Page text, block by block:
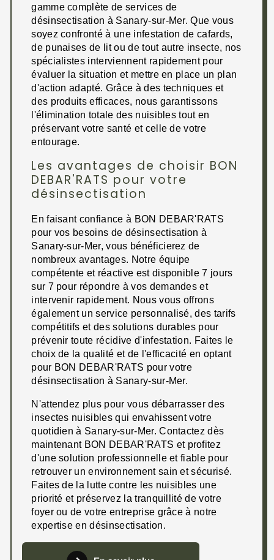
gamme complète de services de
désinsectisation à Sanary-sur-Mer. Que vous
soyez confronté à une infestation de cafards,
de punaises de lit ou de tout autre insecte, nos
spécialistes interviennent rapidement pour
évaluer la situation et mettre en place un plan
d'action adapté. Grâce à des techniques et
des produits efficaces, nous garantissons
l'élimination totale des nuisibles tout en
préservant votre santé et celle de votre
entourage.
Les avantages de choisir BON
DEBAR'RATS pour votre
désinsectisation
En faisant confiance à BON DEBAR'RATS
pour vos besoins de désinsectisation à
Sanary-sur-Mer, vous bénéficierez de
nombreux avantages. Notre équipe
compétente et réactive est disponible 7 jours
sur 7 pour répondre à vos demandes et
intervenir rapidement. Nous vous offrons
également un service personnalisé, des tarifs
compétitifs et des solutions durables pour
prévenir toute récidive d'infestation. Faites le
choix de la qualité et de l'efficacité en optant
pour BON DEBAR'RATS pour votre
désinsectisation à Sanary-sur-Mer.
N'attendez plus pour vous débarrasser des
insectes nuisibles qui envahissent votre
quotidien à Sanary-sur-Mer. Contactez dès
maintenant BON DEBAR'RATS et profitez
d'une solution professionnelle et fiable pour
retrouver un environnement sain et sécurisé.
Faites de la lutte contre les nuisibles une
priorité et préservez la tranquillité de votre
foyer ou de votre entreprise grâce à notre
expertise en désinsectisation.